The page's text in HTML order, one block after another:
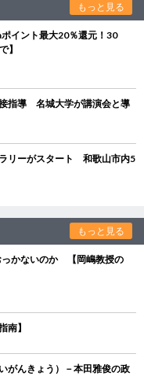
もっと見る
イント最大20％還元！30
】
指導 名城大学が講演会と導
リーがスタート 和歌山市内5
もっと見る
っかないのか 【岡嶋教授の
】
がんきょう）－本田雅俊の政